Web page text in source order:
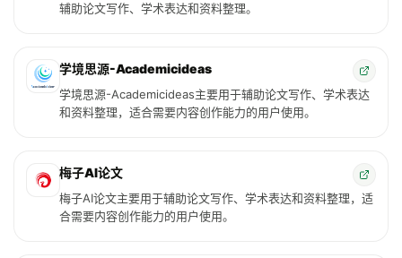
辅助论文写作、学术表达和资料整理。
学境思源-Academicideas
学境思源-Academicideas主要用于辅助论文写作、学术表达
和资料整理，适合需要内容创作能力的用户使用。
梅子AI论文
梅子AI论文主要用于辅助论文写作、学术表达和资料整理，适
合需要内容创作能力的用户使用。